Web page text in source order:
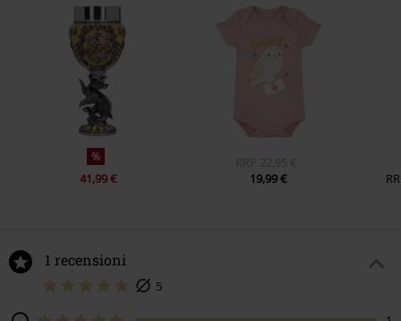
%
41,99 €
RRP 22,95 €
19,99 €
1 recensioni
5